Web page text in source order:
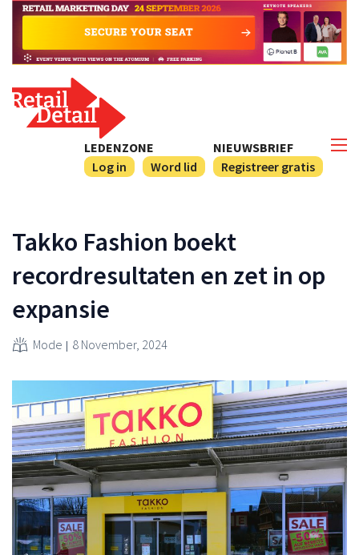
NIEUWSBRIEF
Registreer gratis
LEDENZONE
Log in
Word lid
Takko Fashion boekt
recordresultaten en zet in op
expansie
Mode 8 November, 2024